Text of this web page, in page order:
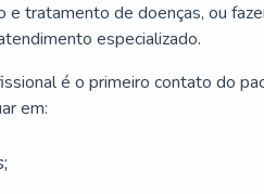
e tratamento de doenças, ou
especializado.
é o primeiro contato do
em: